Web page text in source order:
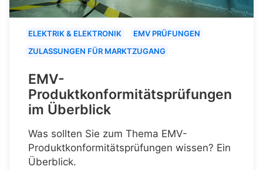
ELEKTRIK & ELEKTRONIK
EMV PRÜFUNGEN
ZULASSUNGEN FÜR MARKTZUGANG
EMV-
Produktkonformitätsprüfungen
im Überblick
Was sollten Sie zum Thema EMV-
Produktkonformitätsprüfungen wissen? Ein
Überblick.